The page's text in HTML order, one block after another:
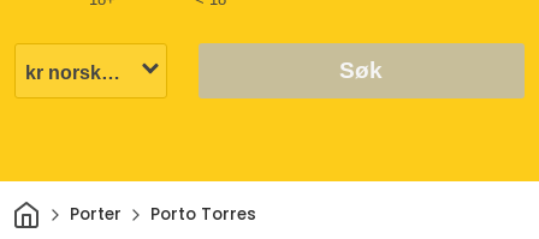
Søk
HjemPorter Porto Torres